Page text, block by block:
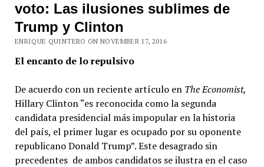
voto: Las ilusiones sublimes de
Trump y Clinton
ENRIQUE QUINTERO ON NOVEMBER 17, 2016
El encanto de lo repulsivo
De acuerdo con un reciente artículo en The Economist,
Hillary Clinton “es reconocida como la segunda
candidata presidencial más impopular en la historia
del país, el primer lugar es ocupado por su oponente
republicano Donald Trump”. Este desagrado sin
precedentes de ambos candidatos se ilustra en el caso